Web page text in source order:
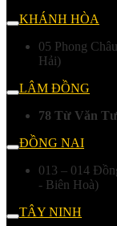
KHÁNH HÒA
05 Phong
Hải)
LÂM ĐỒNG
78 Từ Văn
ĐỒNG NAI
013 – 014
- Biên Hoà)
TÂY NINH